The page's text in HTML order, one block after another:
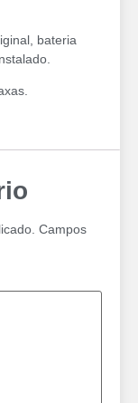
bateria
Campos